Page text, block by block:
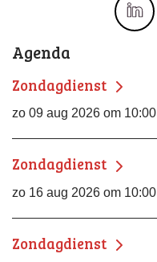
Agenda
Zondagdienst
zo 09 aug 2026 om 10:00
Zondagdienst
zo 16 aug 2026 om 10:00
Zondagdienst